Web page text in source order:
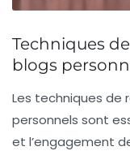
Techniques
blogs
Les techniques de
personnels sont
et l’engagement